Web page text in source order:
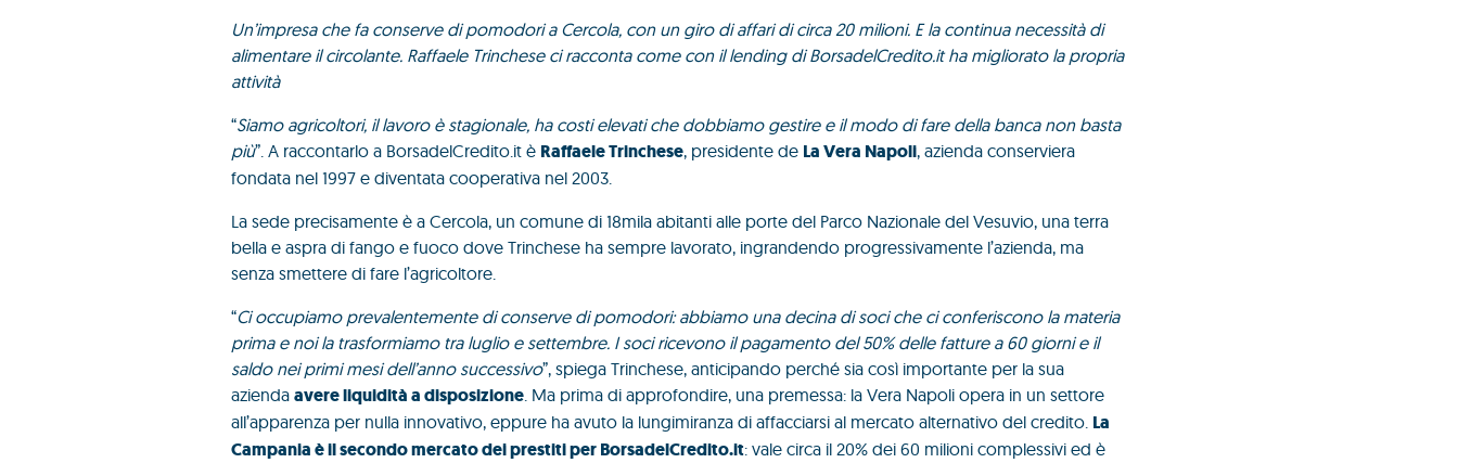
Un’impresa che fa conserve di pomodori a Cercola, con un giro di affari di circa 20 milioni. E la continua necessità di
alimentare il circolante. Raffaele Trinchese ci racconta come con il lending di BorsadelCredito.it ha migliorato la propria
attività
“Siamo agricoltori, il lavoro è stagionale, ha costi elevati che dobbiamo gestire e il modo di fare della banca non basta
più”. A raccontarlo a BorsadelCredito.it è Raffaele Trinchese, presidente de La Vera Napoli, azienda conserviera
fondata nel 1997 e diventata cooperativa nel 2003.
La sede precisamente è a Cercola, un comune di 18mila abitanti alle porte del Parco Nazionale del Vesuvio, una terra
bella e aspra di fango e fuoco dove Trinchese ha sempre lavorato, ingrandendo progressivamente l’azienda, ma
senza smettere di fare l’agricoltore.
“Ci occupiamo prevalentemente di conserve di pomodori: abbiamo una decina di soci che ci conferiscono la materia
prima e noi la trasformiamo tra luglio e settembre. I soci ricevono il pagamento del 50% delle fatture a 60 giorni e il
saldo nei primi mesi dell’anno successivo”, spiega Trinchese, anticipando perché sia così importante per la sua
azienda avere liquidità a disposizione. Ma prima di approfondire, una premessa: la Vera Napoli opera in un settore
all’apparenza per nulla innovativo, eppure ha avuto la lungimiranza di affacciarsi al mercato alternativo del credito. La
Campania è il secondo mercato dei prestiti per BorsadelCredito.it: vale circa il 20% dei 60 milioni complessivi ed è